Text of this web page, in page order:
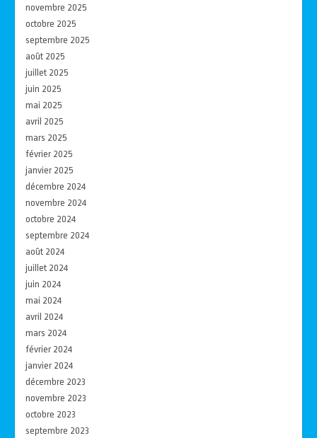
novembre 2025
octobre 2025
septembre 2025
août 2025
juillet 2025
juin 2025
mai 2025
avril 2025
mars 2025
février 2025
janvier 2025
décembre 2024
novembre 2024
octobre 2024
septembre 2024
août 2024
juillet 2024
juin 2024
mai 2024
avril 2024
mars 2024
février 2024
janvier 2024
décembre 2023
novembre 2023
octobre 2023
septembre 2023